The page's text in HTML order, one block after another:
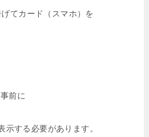
てカード（スマホ）を
前に
示する必要があります。